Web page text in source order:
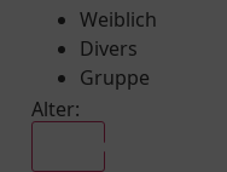
Weiblich
Divers
Gruppe
Alter: